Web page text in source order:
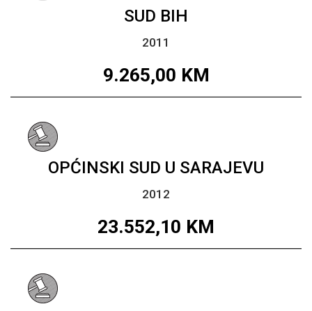
SUD BIH
2011
9.265,00 KM
OPĆINSKI SUD U SARAJEVU
2012
23.552,10 KM